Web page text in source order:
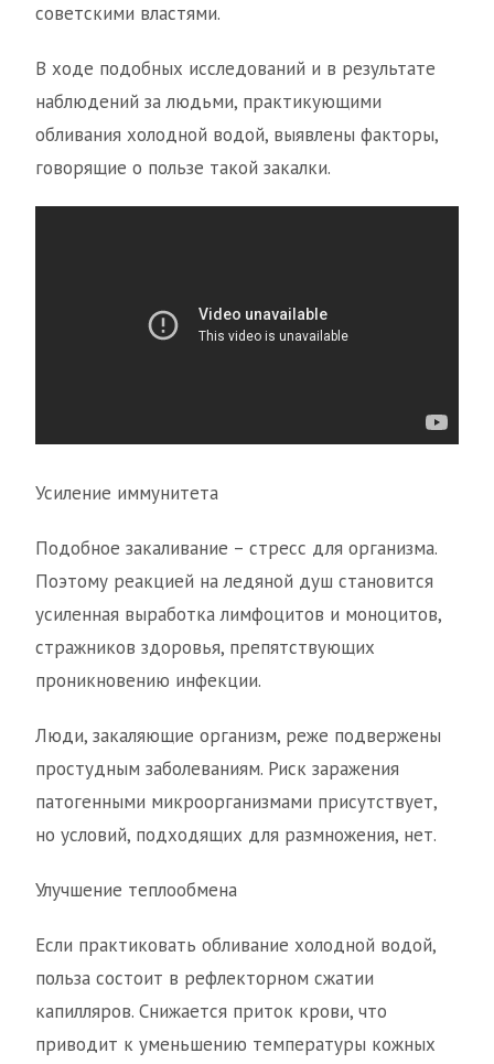
советскими властями.
В ходе подобных исследований и в результате
наблюдений за людьми, практикующими
обливания холодной водой, выявлены факторы,
говорящие о пользе такой закалки.
Усиление иммунитета
Подобное закаливание – стресс для организма.
Поэтому реакцией на ледяной душ становится
усиленная выработка лимфоцитов и моноцитов,
стражников здоровья, препятствующих
проникновению инфекции.
Люди, закаляющие организм, реже подвержены
простудным заболеваниям. Риск заражения
патогенными микроорганизмами присутствует,
но условий, подходящих для размножения, нет.
Улучшение теплообмена
Если практиковать обливание холодной водой,
польза состоит в рефлекторном сжатии
капилляров. Снижается приток крови, что
приводит к уменьшению температуры кожных